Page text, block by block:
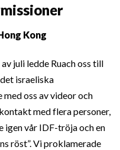
Kong
juli ledde Ruach oss till
israeliska
oss av videor och
med flera personer,
igen vår IDF-tröja och en
röst”. Vi proklamerade